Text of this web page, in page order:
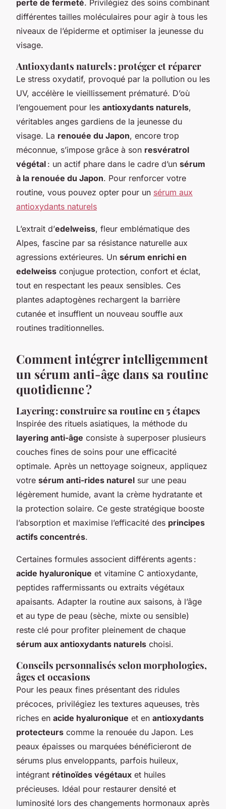
perte de fermeté. Privilégiez des soins combinant
différentes tailles moléculaires pour agir à tous les
niveaux de l’épiderme et optimiser la jeunesse du
visage.
Antioxydants naturels : protéger et réparer
Le stress oxydatif, provoqué par la pollution ou les
UV, accélère le vieillissement prématuré. D’où
l’engouement pour les antioxydants naturels,
véritables anges gardiens de la jeunesse du
visage. La renouée du Japon, encore trop
méconnue, s’impose grâce à son resvératrol
végétal : un actif phare dans le cadre d’un sérum
à la renouée du Japon. Pour renforcer votre
routine, vous pouvez opter pour un sérum aux
antioxydants naturels
L’extrait d’edelweiss, fleur emblématique des
Alpes, fascine par sa résistance naturelle aux
agressions extérieures. Un sérum enrichi en
edelweiss conjugue protection, confort et éclat,
tout en respectant les peaux sensibles. Ces
plantes adaptogènes rechargent la barrière
cutanée et insufflent un nouveau souffle aux
routines traditionnelles.
Comment intégrer intelligemment
un sérum anti-âge dans sa routine
quotidienne ?
Layering : construire sa routine en 5 étapes
Inspirée des rituels asiatiques, la méthode du
layering anti-âge consiste à superposer plusieurs
couches fines de soins pour une efficacité
optimale. Après un nettoyage soigneux, appliquez
votre sérum anti-rides naturel sur une peau
légèrement humide, avant la crème hydratante et
la protection solaire. Ce geste stratégique booste
l’absorption et maximise l’efficacité des principes
actifs concentrés.
Certaines formules associent différents agents :
acide hyaluronique et vitamine C antioxydante,
peptides raffermissants ou extraits végétaux
apaisants. Adapter la routine aux saisons, à l’âge
et au type de peau (sèche, mixte ou sensible)
reste clé pour profiter pleinement de chaque
sérum aux antioxydants naturels choisi.
Conseils personnalisés selon morphologies,
âges et occasions
Pour les peaux fines présentant des ridules
précoces, privilégiez les textures aqueuses, très
riches en acide hyaluronique et en antioxydants
protecteurs comme la renouée du Japon. Les
peaux épaisses ou marquées bénéficieront de
sérums plus enveloppants, parfois huileux,
intégrant rétinoïdes végétaux et huiles
précieuses. Idéal pour restaurer densité et
luminosité lors des changements hormonaux après